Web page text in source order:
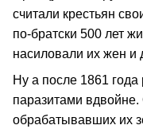
считали крестьян
по-братски 500 лет
насиловали их жен и
Ну а после 1861
паразитами вдвойне.
обрабатывавших их